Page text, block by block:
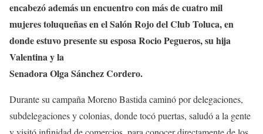
encabezó además un encuentro con más de cuatro mil
mujeres toluqueñas en el Salón Rojo del Club Toluca, en
donde estuvo presente su esposa Rocio Pegueros, su hija
Valentina y la
Senadora Olga Sánchez Cordero.
Durante su campaña Moreno Bastida caminó por delegaciones,
subdelegaciones y colonias, donde tocó puertas, saludó a la gente